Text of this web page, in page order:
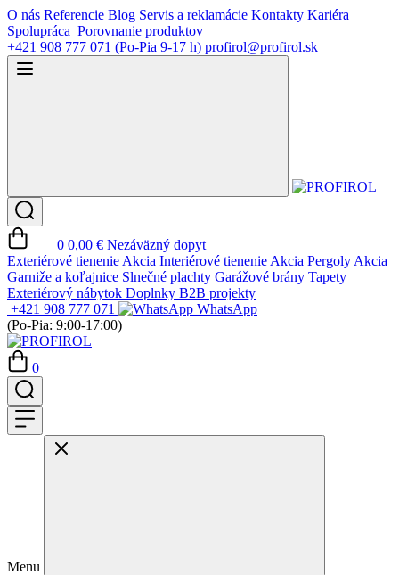
O nás Referencie Blog Servis a reklamácie Kontakty Kariéra
Spolupráca Porovnanie produktov
+421 908 777 071 (Po-Pia 9-17 h) profirol@profirol.sk
0 0,00 € Nezáväzný dopyt
Exteriérové tienenie Akcia Interiérové tienenie Akcia Pergoly Akcia
Garniže a koľajnice Slnečné plachty Garážové brány Tapety
Exteriérový nábytok Doplnky B2B projekty
+421 908 777 071
WhatsApp
(Po-Pia: 9:00-17:00)
0
Menu